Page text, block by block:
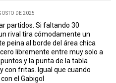
DE 2025
partidos. Si faltando 30
rival tira cómodamente un
peina al borde del área chica
libremente entre muy solo a
y la punta de la tabla
con fritas. Igual que cuando
el Gabigol